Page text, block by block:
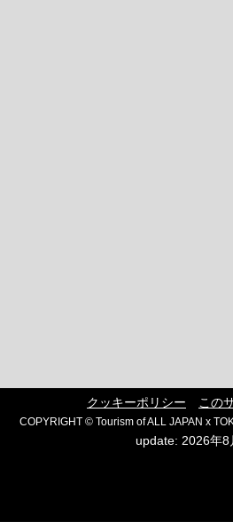
クッキーポリシー この
COPYRIGHT © Tourism of ALL JAPAN x
update: 2026年8